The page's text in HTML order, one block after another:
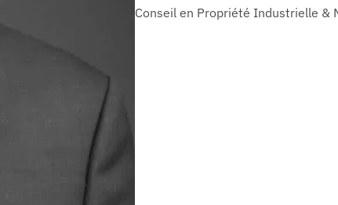
Conseil en Propriété Industrielle &